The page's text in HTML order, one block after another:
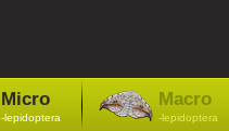
Micro
-lepidoptera
Macro
-lepidoptera